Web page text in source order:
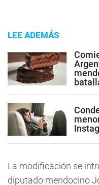
LEE ADEMÁS
La modificación se
diputado mendocino